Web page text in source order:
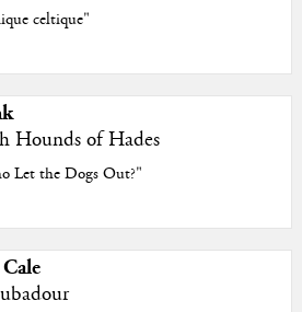
celtique"
Hounds of Hades
Let the Dogs Out?"